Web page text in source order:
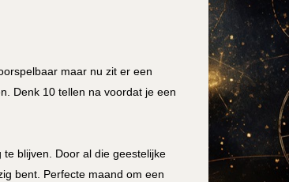
maar nu zit er een
Denk 10 tellen na voordat je een
blijven. Door al die geestelijke
bent. Perfecte maand om een